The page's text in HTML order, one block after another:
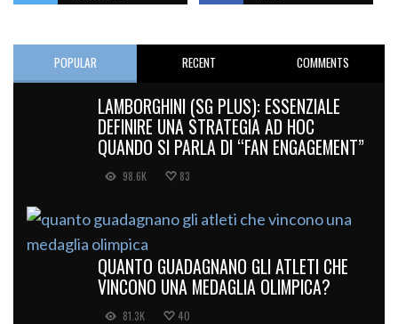
POPULAR RECENT COMMENTS
LAMBORGHINI (SG PLUS): ESSENZIALE
DEFINIRE UNA STRATEGIA AD HOC
QUANDO SI PARLA DI “FAN ENGAGEMENT”
98.6K 83
QUANTO GUADAGNANO GLI ATLETI CHE
VINCONO UNA MEDAGLIA OLIMPICA?
81.3K 40